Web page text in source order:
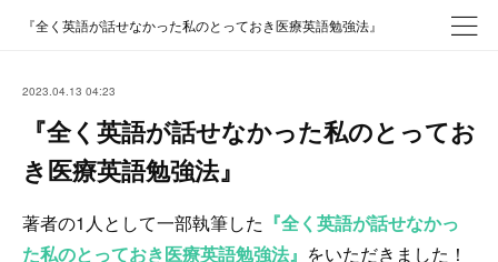
『全く英語が話せなかった私のとっておき医療英語勉強法』
2023.04.13 04:23
『全く英語が話せなかった私のとってお
き医療英語勉強法』
著者の1人として一部執筆した 『全く英語が話せなかっ
た私のとっておき医療英語勉強法』 をいただきました！